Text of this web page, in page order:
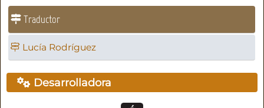
Traductor
Lucía Rodríguez
Desarrolladora